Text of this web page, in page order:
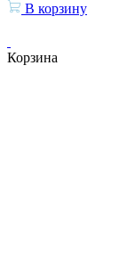
В корзину
Корзина